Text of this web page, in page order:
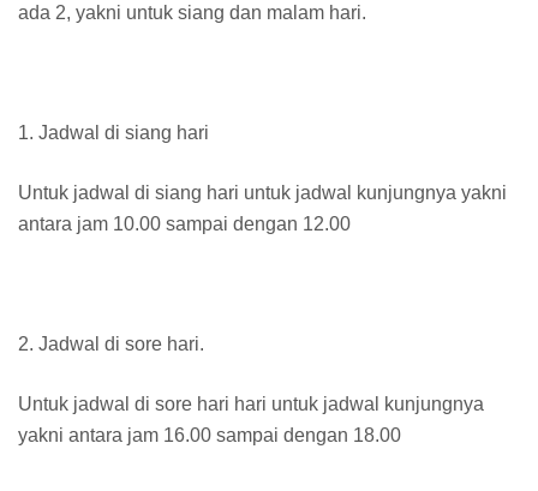
ada 2, yakni untuk siang dan malam hari.
1. Jadwal di siang hari
Untuk jadwal di siang hari untuk jadwal kunjungnya yakni
antara jam 10.00 sampai dengan 12.00
2. Jadwal di sore hari.
Untuk jadwal di sore hari hari untuk jadwal kunjungnya
yakni antara jam 16.00 sampai dengan 18.00